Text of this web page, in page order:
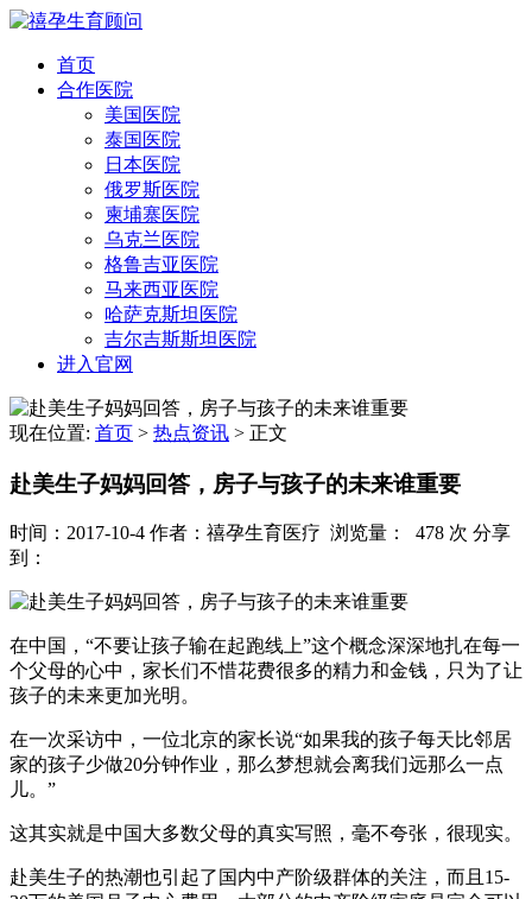
首页
合作医院
美国医院
泰国医院
日本医院
俄罗斯医院
柬埔寨医院
乌克兰医院
格鲁吉亚医院
马来西亚医院
哈萨克斯坦医院
吉尔吉斯斯坦医院
进入官网
现在位置: 首页 > 热点资讯 > 正文
赴美生子妈妈回答，房子与孩子的未来谁重要
时间：2017-10-4 作者：禧孕生育医疗 浏览量： 478 次 分享
到：
在中国，“不要让孩子输在起跑线上”这个概念深深地扎在每一
个父母的心中，家长们不惜花费很多的精力和金钱，只为了让
孩子的未来更加光明。
在一次采访中，一位北京的家长说“如果我的孩子每天比邻居
家的孩子少做20分钟作业，那么梦想就会离我们远那么一点
儿。”
这其实就是中国大多数父母的真实写照，毫不夸张，很现实。
赴美生子的热潮也引起了国内中产阶级群体的关注，而且15-